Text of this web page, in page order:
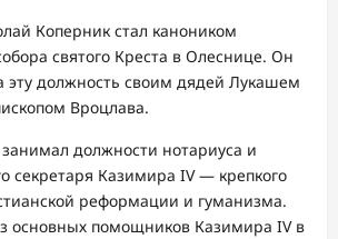
Коперник стал каноником
святого Креста в Олеснице. Он
эту должность своим дядей Лукашем
Вроцлава.
должности нотариуса и
секретаря Казимира IV — крепкого
реформации и гуманизма.
основных помощников Казимира IV в